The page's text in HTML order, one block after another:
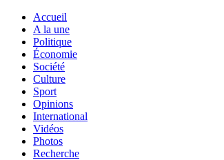
Accueil
A la une
Politique
Économie
Société
Culture
Sport
Opinions
International
Vidéos
Photos
Recherche